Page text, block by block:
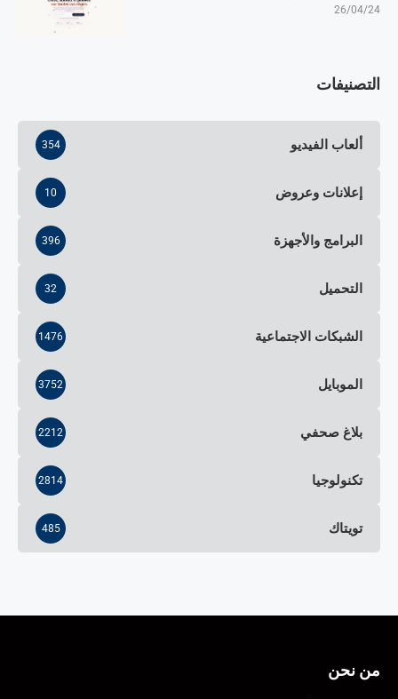
26/04/24
التصنيفات
ألعاب الفيديو 354
إعلانات وعروض 10
البرامج والأجهزة 396
التحميل 32
الشبكات الاجتماعية 1476
الموبايل 3752
بلاغ صحفي 2212
تكنولوجيا 2814
تويتاك 485
من نحن